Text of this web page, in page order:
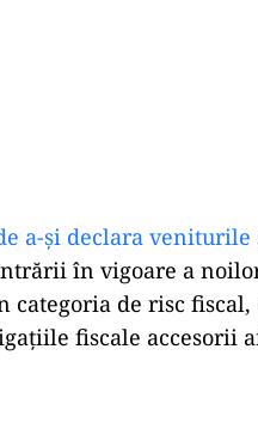
a-și declara veniturile
în vigoare a
de risc fiscal,
fiscale accesorii